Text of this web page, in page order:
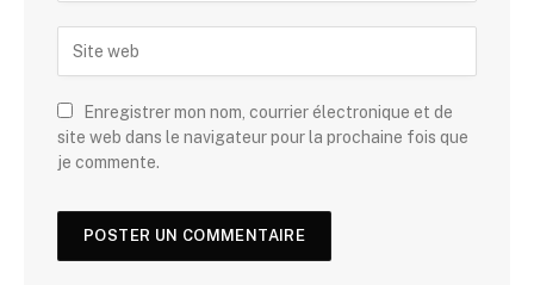
Enregistrer mon nom, courrier électronique et de
site web dans le navigateur pour la prochaine fois que
je commente.